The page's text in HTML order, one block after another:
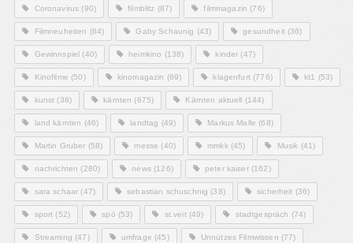
Coronavirus (90) filmblitz (87) filmmagazin (76)
Filmneuheiten (64) Gaby Schaunig (43) gesundheit(36)
Gewinnspiel (40) heimkino (138) kinder (47)
Kinofilme (50) kinomagazin (69) klagenfurt(776) kt1 (53)
kunst (38) kärnten (675) Kärnten aktuell (144)
land kärnten (46) landtag (49) Markus Malle (68)
Martin Gruber (58) messe (40) mmkk(45) Musik (41)
nachrichten (280) news(126) peter kaiser(162)
sara schaar (47) sebastian schuschnig (38) sicherheit (36)
sport (52) spö (53) st.veit(49) stadtgespräch (74)
Streaming (47) umfrage (45) Unnützes Filmwissen (77)